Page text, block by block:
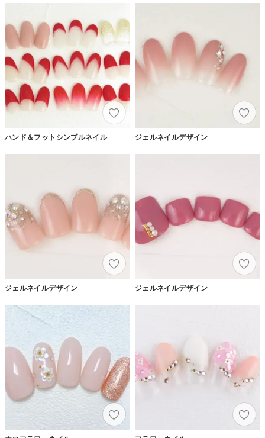
ハンド＆フットシンプルネイル ジェルネイルデザイン
ジェルネイルデザイン ジェルネイルデザイン